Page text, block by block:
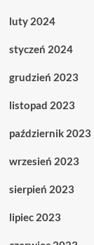
luty 2024
styczeń 2024
grudzień 2023
listopad 2023
październik 2023
wrzesień 2023
sierpień 2023
lipiec 2023